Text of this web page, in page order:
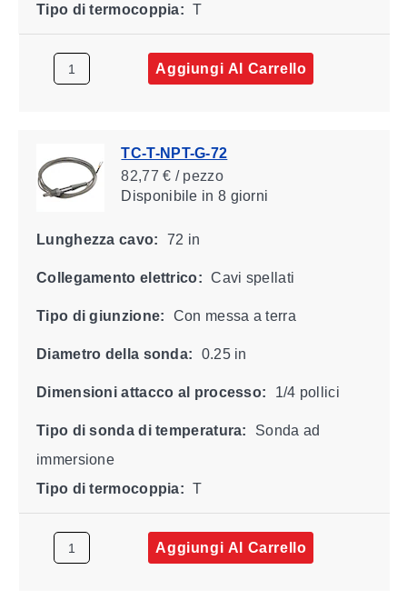
Tipo di termocoppia: T
Aggiungi Al Carrello
TC-T-NPT-G-72
82,77 € / pezzo
Disponibile in 8 giorni
Lunghezza cavo: 72 in
Collegamento elettrico: Cavi spellati
Tipo di giunzione: Con messa a terra
Diametro della sonda: 0.25 in
Dimensioni attacco al processo: 1/4 pollici
Tipo di sonda di temperatura:
Sonda ad
immersione
Tipo di termocoppia: T
Aggiungi Al Carrello